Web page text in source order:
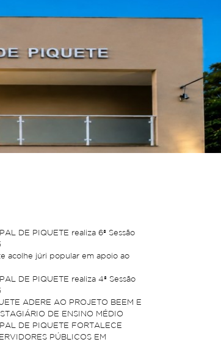
DE PIQUETE realiza 6ª Sessão
acolhe júri popular em apoio ao
DE PIQUETE realiza 4ª Sessão
ADERE AO PROJETO BEEM E
DE ENSINO MÉDIO
DE PIQUETE FORTALECE
PÚBLICOS EM